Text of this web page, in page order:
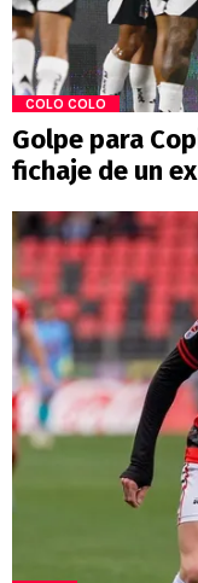
COLO COLO
Golpe para
fichaje de un